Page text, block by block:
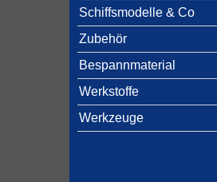
Schiffsmodelle & Co
Zubehör
Bespannmaterial
Werkstoffe
Werkzeuge